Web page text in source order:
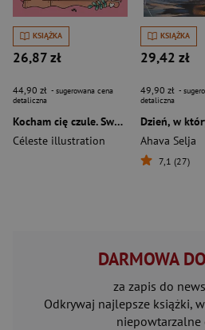
KSIĄŻKA
26,87 zł
44,90 zł - sugerowana cena
detaliczna
Kocham cię czule. Sweet & cozy coloring
Céleste illustration
KSIĄŻKA
29,42 zł
49,90 zł -
detaliczna
Ahava Selja
7,1 (27)
DARMOWA
za zapis do
Odkrywaj najlepsze książki,
niepowtarzalne